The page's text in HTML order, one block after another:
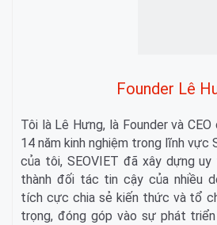
Founder Lê
Tôi là Lê Hưng, là Founder và CEO
14 năm kinh nghiệm trong lĩnh vực
của tôi, SEOVIET đã xây dựng
thành đối tác tin cậy của nhiều
tích cực chia sẻ kiến thức và tổ
trọng, đóng góp vào sự phát